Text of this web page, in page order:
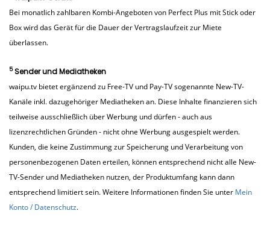
Bei monatlich zahlbaren Kombi-Angeboten von Perfect Plus mit Stick oder
Box wird das Gerät für die Dauer der Vertragslaufzeit zur Miete
überlassen.
5Sender und Mediatheken
waipu.tv bietet ergänzend zu Free-TV und Pay-TV sogenannte New-TV-
Kanäle inkl. dazugehöriger Mediatheken an. Diese Inhalte finanzieren sich
teilweise ausschließlich über Werbung und dürfen - auch aus
lizenzrechtlichen Gründen - nicht ohne Werbung ausgespielt werden.
Kunden, die keine Zustimmung zur Speicherung und Verarbeitung von
personenbezogenen Daten erteilen, können entsprechend nicht alle New-
TV-Sender und Mediatheken nutzen, der Produktumfang kann dann
entsprechend limitiert sein. Weitere Informationen finden Sie unter Mein
Konto / Datenschutz.